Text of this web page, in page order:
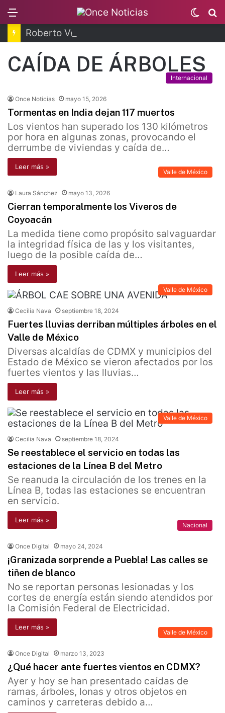
Switch
skin
CAÍDA DE ÁRBOLES
Internacional
Once Noticias mayo 15, 2026
Tormentas en India dejan 117 muertos
Los vientos han superado los 130 kilómetros
por hora en algunas zonas, provocando el
derrumbe de viviendas y caída de…
Leer más »
Valle de México
Laura Sánchez mayo 13, 2026
Cierran temporalmente los Viveros de
Coyoacán
La medida tiene como propósito salvaguardar
la integridad física de las y los visitantes,
luego de la posible caída de…
Leer más »
Valle de México
Cecilia Nava septiembre 18, 2024
Fuertes lluvias derriban múltiples árboles en el
Valle de México
Diversas alcaldías de CDMX y municipios del
Estado de México se vieron afectados por los
fuertes vientos y las lluvias…
Leer más »
Valle de México
Cecilia Nava septiembre 18, 2024
Se reestablece el servicio en todas las
estaciones de la Línea B del Metro
Se reanuda la circulación de los trenes en la
Línea B, todas las estaciones se encuentran
en servicio.
Leer más »
Nacional
Once Digital mayo 24, 2024
¡Granizada sorprende a Puebla! Las calles se
tiñen de blanco
No se reportan personas lesionadas y los
cortes de energía están siendo atendidos por
la Comisión Federal de Electricidad.
Leer más »
Valle de México
Once Digital marzo 13, 2023
¿Qué hacer ante fuertes vientos en CDMX?
Ayer y hoy se han presentado caídas de
ramas, árboles, lonas y otros objetos en
caminos y carreteras debido a…